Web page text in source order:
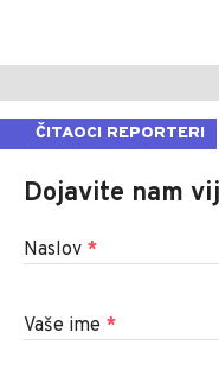
ČITAOCI REPORTERI
Dojavite nam
Naslov *
Vaše ime *